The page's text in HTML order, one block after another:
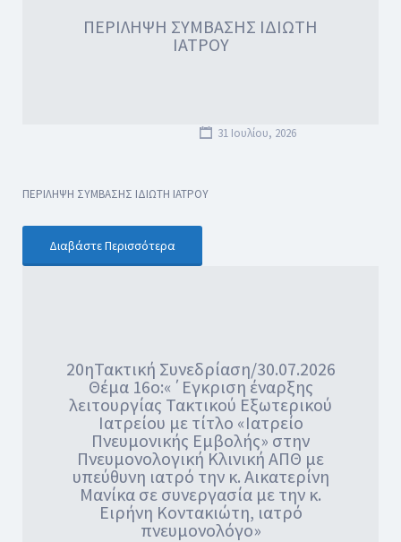
ΠΕΡΙΛΗΨΗ ΣΥΜΒΑΣΗΣ ΙΔΙΩΤΗ
ΙΑΤΡΟΥ
31 Ιουλίου, 2026
ΠΕΡΙΛΗΨΗ ΣΥΜΒΑΣΗΣ ΙΔΙΩΤΗ ΙΑΤΡΟΥ
Διαβάστε Περισσότερα
20ηΤακτική Συνεδρίαση/30.07.2026
Θέμα 16ο:«΄Εγκριση έναρξης
λειτουργίας Τακτικού Εξωτερικού
Ιατρείου με τίτλο «Ιατρείο
Πνευμονικής Εμβολής» στην
Πνευμονολογική Κλινική ΑΠΘ με
υπεύθυνη ιατρό την κ. Aικατερίνη
Μανίκα σε συνεργασία με την κ.
Ειρήνη Κοντακιώτη, ιατρό
πνευμονολόγο»